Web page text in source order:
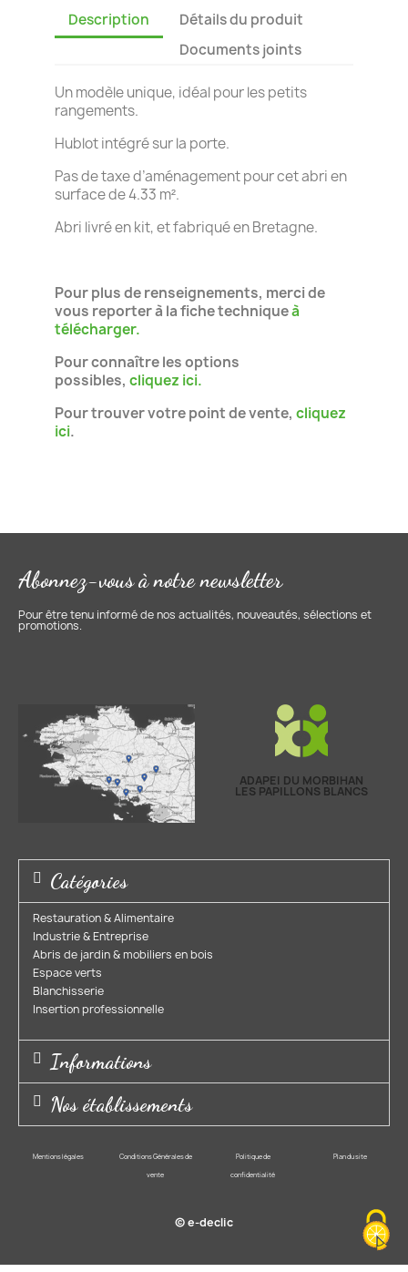
Description
Détails du produit
Documents joints
Un modèle unique, idéal pour les petits
rangements.
Hublot intégré sur la porte.
Pas de taxe d’aménagement pour cet abri en
surface de 4.33 m².
Abri livré en kit, et fabriqué en Bretagne.
Pour plus de renseignements, merci de
vous reporter à la fiche techniqueà
télécharger.
Pour connaître les options
possibles, cliquez ici.
Pour trouver votre point de vente, cliquez
ici.
Abonnez-vous à notre newsletter
Pour être tenu informé de nos actualités, nouveautés, sélections et
promotions.
ADAPEI DU MORBIHAN
LES PAPILLONS BLANCS
Catégories
Restauration & Alimentaire
Industrie & Entreprise​
Abris de jardin & mobiliers en bois​
Espace verts​
Blanchisserie​
Insertion professionnelle​
Informations
Nos établissements
Mentions légales Conditions Générales de
vente
Politique de
confidentialité
Plan du site
© e-declic